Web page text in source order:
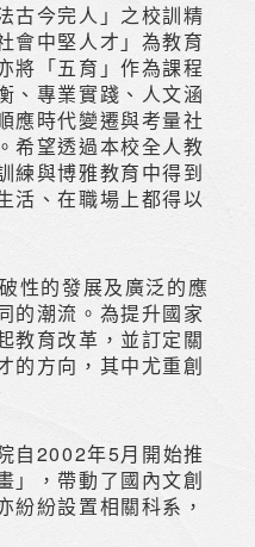
古今完人」之校訓精
會中堅人才」為教育
將「五育」作為課程
、專業實踐、人文涵
應時代變遷與考量社
希望透過本校全人教
練與博雅教育中得到
活、在職場上都得以
性的發展及廣泛的應
的潮流。為提升國家
教育改革，並訂定關
的方向，其中尤重創
自2002年5月開始推
」，帶動了國內文創
紛紛設置相關科系，